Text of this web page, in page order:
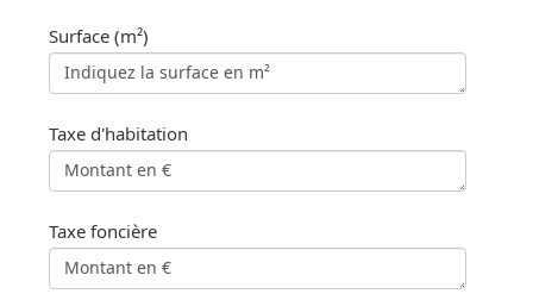
Surface (m²)
Taxe d'habitation
Taxe foncière